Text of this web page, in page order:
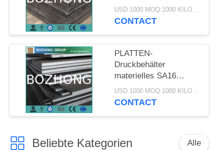
SA16
USD 1000 MOQ:1000 KILOGRAMM
CONTACT
PLATTEN-
Druckbehälter
materielles SA16
ASME SA516 warm
gewalzter SS
USD 1000 MOQ:1000 KILOGRAMM
CONTACT
Beliebte Kategorien Alle